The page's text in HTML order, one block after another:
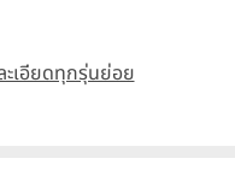
เอียดทุกรุ่นย่อย